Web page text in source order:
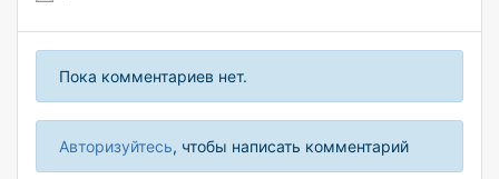
Пока комментариев нет.
Авторизуйтесь, чтобы написать комментарий